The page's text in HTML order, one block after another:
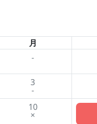
月
-
3
-
10
×